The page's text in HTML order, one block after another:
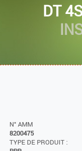
DT
N° AMM
8200475
TYPE DE PRODUIT :